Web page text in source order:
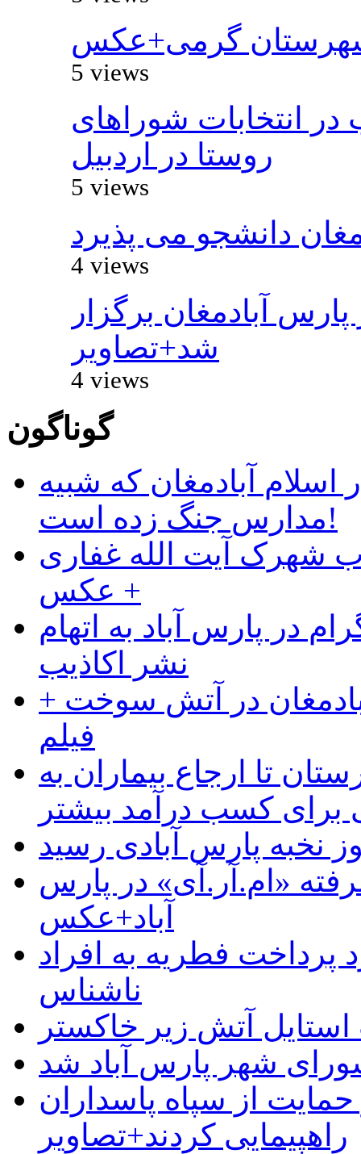
گرمی+عکس
5 views
۵۰۰۰ داوطلب در انتخابات شوراهای
روستا در اردبیل
5 views
دانشجو می پذیرد
4 views
آبادمغان برگزار
شد+تصاویر
4 views
گوناگون
آبادمغان که شبیه
مدارس جنگ زده است!
شهرک آیت الله غفاری
+ عکس
در پارس آباد به اتهام
نشر اکاذیب
در آتش سوخت +
فیلم
تا ارجاع بیماران به
کسب درآمد بیشتر
نخبه پارس آبادی رسید
«ام.آر.آی» در پارس
آباد+عکس
پرداخت فطریه به افراد
ناشناس
آتش زیر خاکستر
شهر پارس آباد شد
از سپاه پاسداران
راهپیمایی کردند+تصاویر